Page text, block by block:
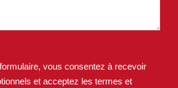
vous consentez à recevoir
et acceptez les termes et